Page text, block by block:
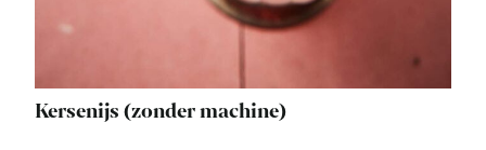
Kersenijs (zonder machine)